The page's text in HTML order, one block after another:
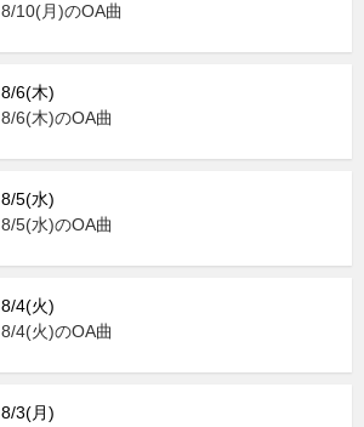
8/10(月)のOA曲
8/6(木)
8/6(木)のOA曲
8/5(水)
8/5(水)のOA曲
8/4(火)
8/4(火)のOA曲
8/3(月)